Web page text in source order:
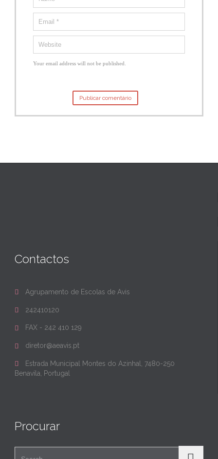
Your email address will not be published.
Contactos
 Agrupamento de Escolas de Avis
 242410120
 FAX - 242 410 129
 diretor@aeavis.pt

Estrada Municipal Montes do Azinhal, 7480-250
Benavila, Portugal
Procurar